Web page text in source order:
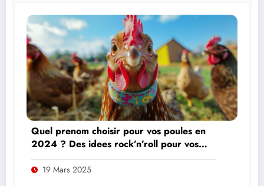
Quel prenom choisir pour vos poules en
2024 ? Des idees rock’n’roll pour vos
gallinaces
19 Mars 2025